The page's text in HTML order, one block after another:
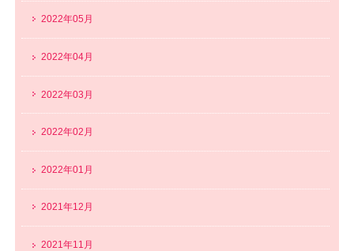
2022年05月
2022年04月
2022年03月
2022年02月
2022年01月
2021年12月
2021年11月